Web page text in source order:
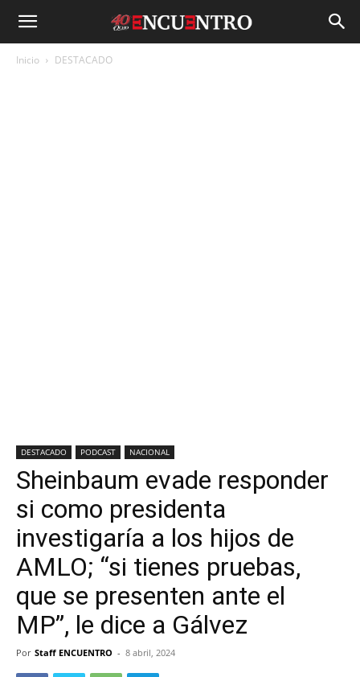
Inicio DESTACADO
DESTACADO PODCAST NACIONAL
Sheinbaum evade responder
si como presidenta
investigaría a los hijos de
AMLO; “si tienes pruebas,
que se presenten ante el
MP”, le dice a Gálvez
Por Staff ENCUENTRO - 8 abril, 2024